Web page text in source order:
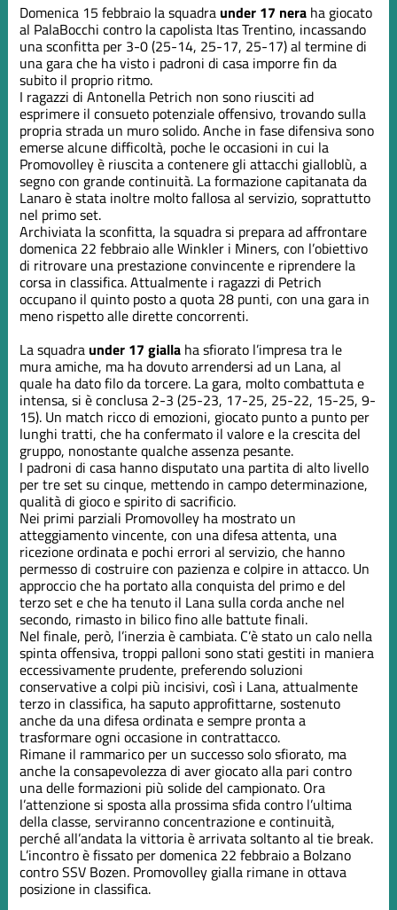
Domenica 15 febbraio la squadraunder 17 nera ha giocato
al PalaBocchi contro la capolista Itas Trentino, incassando
una sconfitta per 3-0 (25-14, 25-17, 25-17) al termine di
una gara che ha visto i padroni di casa imporre fin da
subito il proprio ritmo.
I ragazzi di Antonella Petrich non sono riusciti ad
esprimere il consueto potenziale offensivo, trovando sulla
propria strada un muro solido. Anche in fase difensiva sono
emerse alcune difficoltà, poche le occasioni in cui la
Promovolley è riuscita a contenere gli attacchi gialloblù, a
segno con grande continuità. La formazione capitanata da
Lanaro è stata inoltre molto fallosa al servizio, soprattutto
nel primo set.
Archiviata la sconfitta, la squadra si prepara ad affrontare
domenica 22 febbraio alle Winkler i Miners, con l’obiettivo
di ritrovare una prestazione convincente e riprendere la
corsa in classifica. Attualmente i ragazzi di Petrich
occupano il quinto posto a quota 28 punti, con una gara in
meno rispetto alle dirette concorrenti.
La squadraunder 17 gialla ha sfiorato l’impresa tra le
mura amiche, ma ha dovuto arrendersi ad un Lana, al
quale ha dato filo da torcere. La gara, molto combattuta e
intensa, si è conclusa 2-3 (25-23, 17-25, 25-22, 15-25, 9-
15). Un match ricco di emozioni, giocato punto a punto per
lunghi tratti, che ha confermato il valore e la crescita del
gruppo, nonostante qualche assenza pesante.
I padroni di casa hanno disputato una partita di alto livello
per tre set su cinque, mettendo in campo determinazione,
qualità di gioco e spirito di sacrificio.
Nei primi parziali Promovolley ha mostrato un
atteggiamento vincente, con una difesa attenta, una
ricezione ordinata e pochi errori al servizio, che hanno
permesso di costruire con pazienza e colpire in attacco. Un
approccio che ha portato alla conquista del primo e del
terzo set e che ha tenuto il Lana sulla corda anche nel
secondo, rimasto in bilico fino alle battute finali.
Nel finale, però, l’inerzia è cambiata. C’è stato un calo nella
spinta offensiva, troppi palloni sono stati gestiti in maniera
eccessivamente prudente, preferendo soluzioni
conservative a colpi più incisivi, così i Lana, attualmente
terzo in classifica, ha saputo approfittarne, sostenuto
anche da una difesa ordinata e sempre pronta a
trasformare ogni occasione in contrattacco.
Rimane il rammarico per un successo solo sfiorato, ma
anche la consapevolezza di aver giocato alla pari contro
una delle formazioni più solide del campionato. Ora
l’attenzione si sposta alla prossima sfida contro l’ultima
della classe, serviranno concentrazione e continuità,
perché all’andata la vittoria è arrivata soltanto al tie break.
L’incontro è fissato per domenica 22 febbraio a Bolzano
contro SSV Bozen. Promovolley gialla rimane in ottava
posizione in classifica.